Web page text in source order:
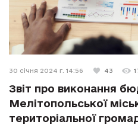
30 січня 2024 г. 14:56 43
Звіт про виконання
Мелітопольської
територіальної